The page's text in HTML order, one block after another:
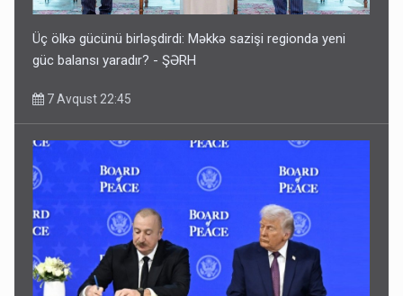
Üç ölkə gücünü birləşdirdi: Məkkə sazişi regionda yeni
güc balansı yaradır? - ŞƏRH
7 Avqust 22:45